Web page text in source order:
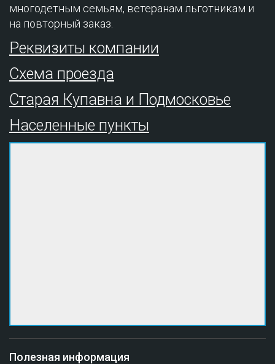
многодетным семьям, ветеранам льготникам и
на повторный заказ.
Реквизиты компании
Схема проезда
Старая Купавна и Подмосковье
Населенные пункты
Полезная информация